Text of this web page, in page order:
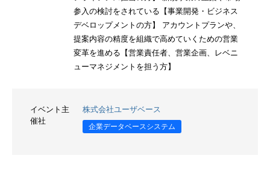
参入の検討をされている【事業開発・ビジネス
デベロップメントの方】 アカウントプランや、
提案内容の精度を組織で高めていくための営業
変革を進める【営業責任者、営業企画、レベニ
ューマネジメントを担う方】
イベント主
催社
株式会社ユーザベース
企業データベースシステム